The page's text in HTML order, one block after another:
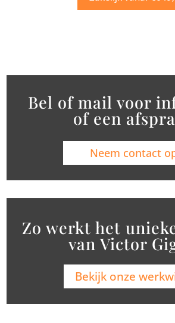
Bel of mail voor
of een
Neem contact
Zo werkt het
van Victor
Bekijk onze